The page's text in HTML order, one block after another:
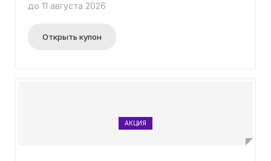
до 11 августа 2026
Открыть купон
АКЦИЯ